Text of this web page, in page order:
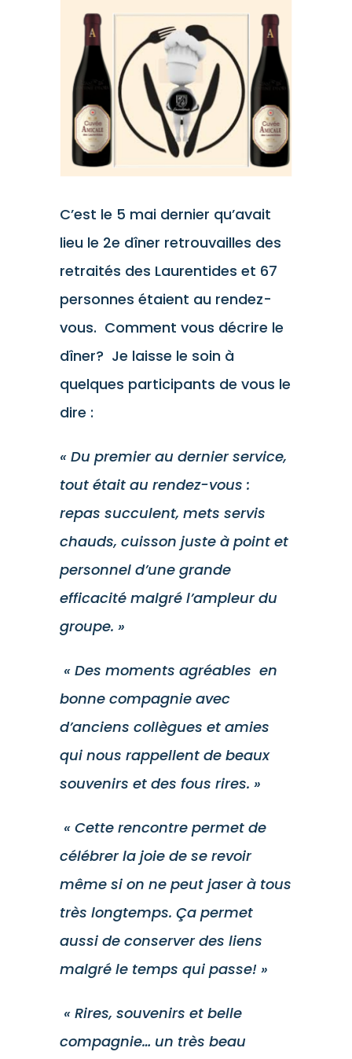
l'image
agrandie
C’est le 5 mai dernier qu’avait
lieu le 2e dîner retrouvailles des
retraités des Laurentides et 67
personnes étaient au rendez-
vous. Comment vous décrire le
dîner? Je laisse le soin à
quelques participants de vous le
dire :
« Du premier au dernier service,
tout était au rendez-vous :
repas succulent, mets servis
chauds, cuisson juste à point et
personnel d’une grande
efficacité malgré l’ampleur du
groupe. »
« Des moments agréables en
bonne compagnie avec
d’anciens collègues et amies
qui nous rappellent de beaux
souvenirs et des fous rires. »
« Cette rencontre permet de
célébrer la joie de se revoir
même si on ne peut jaser à tous
très longtemps. Ça permet
aussi de conserver des liens
malgré le temps qui passe! »
« Rires, souvenirs et belle
compagnie… un très beau